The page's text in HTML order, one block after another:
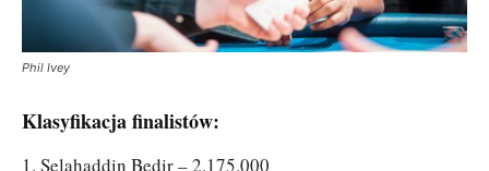
Phil Ivey
Klasyfikacja finalistów:
1. Selahaddin Bedir – 2.175.000